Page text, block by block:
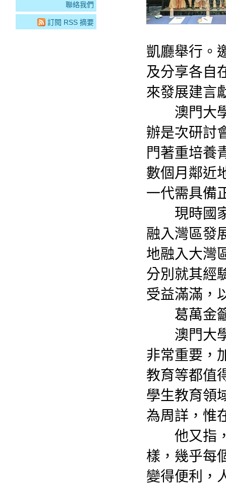
凱廳舉行。
及分享各自
來發展建言
澳門大學
辦是次研討
門著重培養
數個月鄰近
一代需具備
現時國家
融入灣區發
地融入大灣
分別就其經
受益滿滿，
葛萬金籲
澳門大學
非常重要，
教育等都值
學生教育領
為周詳，惟
他又指，
樣，幾乎每
變得便利，
聯絡我們
訂閱 RSS 摘要